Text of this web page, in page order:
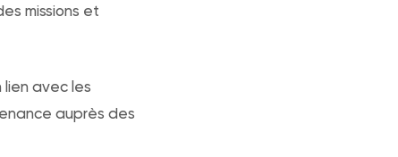
missions et
avec les
auprès des